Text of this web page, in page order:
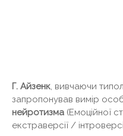
Г. Айзенк, вивчаючи
запропонував вимір
нейротизма (Емоційної
екстраверсії /